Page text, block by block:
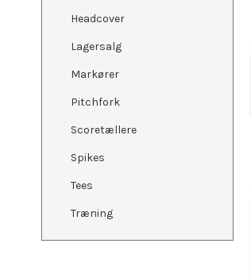
Headcover
Lagersalg
Markører
Pitchfork
Scoretællere
Spikes
Tees
Træning